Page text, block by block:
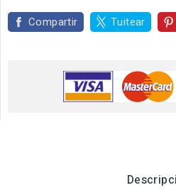
Compartir Tuitear